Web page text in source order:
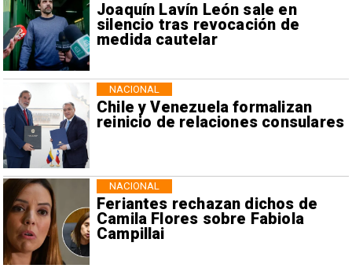
Joaquín Lavín León sale en
silencio tras revocación de
medida cautelar
Chile y Venezuela formalizan
reinicio de relaciones consulares
NACIONAL
Feriantes rechazan dichos de
Camila Flores sobre Fabiola
Campillai
NACIONAL